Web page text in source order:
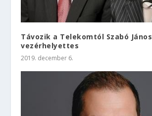
Távozik a Telekomtól Szabó János
vezérhelyettes
2019. december 6.